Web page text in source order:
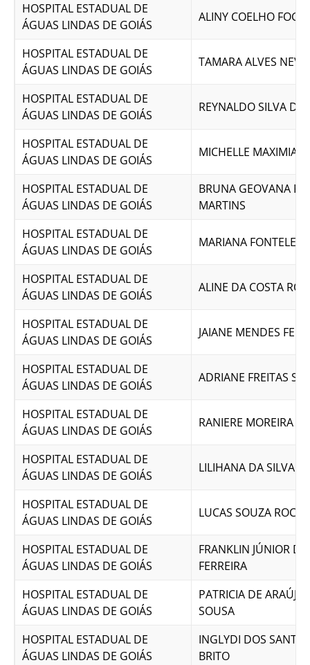
HOSPITAL ESTADUAL DE
ÁGUAS LINDAS DE GOIÁS
ALINY COELHO
HOSPITAL ESTADUAL DE
ÁGUAS LINDAS DE GOIÁS
TAMARA ALVES
HOSPITAL ESTADUAL DE
ÁGUAS LINDAS DE GOIÁS
REYNALDO SILVA
HOSPITAL ESTADUAL DE
ÁGUAS LINDAS DE GOIÁS
MICHELLE
HOSPITAL ESTADUAL DE
ÁGUAS LINDAS DE GOIÁS
BRUNA GEOVANA
MARTINS
HOSPITAL ESTADUAL DE
ÁGUAS LINDAS DE GOIÁS
MARIANA FONTELE
HOSPITAL ESTADUAL DE
ÁGUAS LINDAS DE GOIÁS
ALINE DA COSTA
HOSPITAL ESTADUAL DE
ÁGUAS LINDAS DE GOIÁS
JAIANE MENDES
HOSPITAL ESTADUAL DE
ÁGUAS LINDAS DE GOIÁS
ADRIANE FREITAS
HOSPITAL ESTADUAL DE
ÁGUAS LINDAS DE GOIÁS
RANIERE MOREIRA
HOSPITAL ESTADUAL DE
ÁGUAS LINDAS DE GOIÁS
LILIHANA DA SILVA
HOSPITAL ESTADUAL DE
ÁGUAS LINDAS DE GOIÁS
LUCAS SOUZA
HOSPITAL ESTADUAL DE
ÁGUAS LINDAS DE GOIÁS
FRANKLIN JÚNIOR
FERREIRA
HOSPITAL ESTADUAL DE
ÁGUAS LINDAS DE GOIÁS
PATRICIA DE ARAÚJO
SOUSA
HOSPITAL ESTADUAL DE
ÁGUAS LINDAS DE GOIÁS
INGLYDI DOS
BRITO